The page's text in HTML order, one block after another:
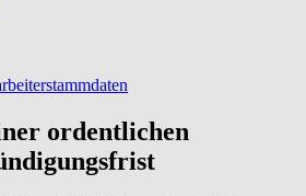
ordentlichen